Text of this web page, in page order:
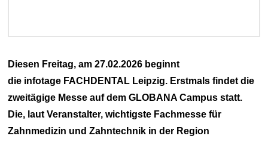
Diesen Freitag, am 27.02.2026 beginnt
die infotage FACHDENTAL Leipzig. Erstmals findet die
zweitägige Messe auf dem GLOBANA Campus statt.
Die, laut Veranstalter, wichtigste Fachmesse für
Zahnmedizin und Zahntechnik in der Region